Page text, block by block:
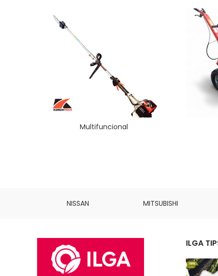
Multifuncional
NISSAN MITSUBISHI
ILGA